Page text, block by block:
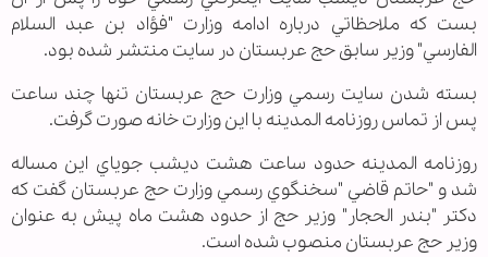
بست كه ملاحظاتي درباره ادامه وزارت "فؤاد بن عبد السلام
الفارسي" وزير سابق حج عربستان در سايت منتشر شده بود.
بسته شدن سايت رسمي وزارت حج عربستان تنها چند ساعت
پس از تماس روزنامه المدينه با اين وزارت خانه صورت گرفت.
روزنامه المدينه حدود ساعت هشت ديشب جوياي اين مساله
شد و "حاتم قاضي "سخنگوي رسمي وزارت حج عربستان گفت كه
دكتر "بندر الحجار" وزير حج از حدود هشت ماه پيش به عنوان
وزير حج عربستان منصوب شده است.